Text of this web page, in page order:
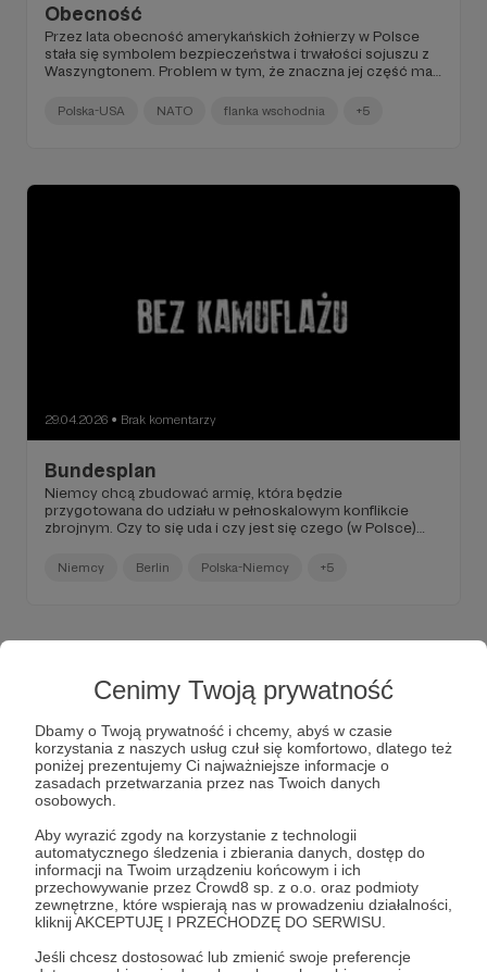
Cenimy Twoją prywatność
Dbamy o Twoją prywatność i chcemy, abyś w czasie
korzystania z naszych usług czuł się komfortowo, dlatego też
poniżej prezentujemy Ci najważniejsze informacje o
zasadach przetwarzania przez nas Twoich danych
osobowych.
Aby wyrazić zgody na korzystanie z technologii
automatycznego śledzenia i zbierania danych, dostęp do
informacji na Twoim urządzeniu końcowym i ich
przechowywanie przez Crowd8 sp. z o.o. oraz podmioty
zewnętrzne, które wspierają nas w prowadzeniu działalności,
kliknij AKCEPTUJĘ I PRZECHODZĘ DO SERWISU.
Jeśli chcesz dostosować lub zmienić swoje preferencje
Obecność
Przez lata obecność amerykańskich żołnierzy w Polsce
stała się symbolem bezpieczeństwa i trwałości sojuszu z
Waszyngtonem. Problem w tym, że znaczna jej część ma
politycznych decyzji podejmowanych za oceanem.
Polska-USA NATO flanka wschodnia +5
29.04.2026 ● Brak komentarzy
Bundesplan
Niemcy chcą zbudować armię, która będzie
przygotowana do udziału w pełnoskalowym konflikcie
zbrojnym. Czy to się uda i czy jest się czego (w Polsce)
Niemcy Berlin Polska-Niemcy +5
28.04.2026 ● Brak komentarzy
Biliony...
Światowe wydatki wojskowe osiągnęły w 2025 roku
poziom 2,89 bln dol. – wynika z danych Stockholm